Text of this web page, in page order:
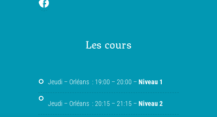
Les cours
Jeudi – Orléans : 19:00 – 20:00 – Niveau 1
Jeudi – Orléans : 20:15 – 21:15 – Niveau 2